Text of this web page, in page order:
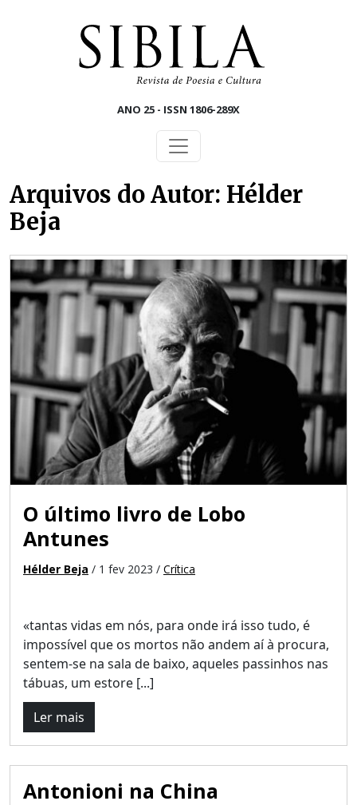
ANO 25 - ISSN 1806-289X
Arquivos do Autor: Hélder
Beja
O último livro de Lobo
Antunes
Hélder Beja / 1 fev 2023 / Crítica
«tantas vidas em nós, para onde irá isso tudo, é
impossível que os mortos não andem aí à procura,
sentem-se na sala de baixo, aqueles passinhos nas
tábuas, um estore [...]
Ler mais
Antonioni na China